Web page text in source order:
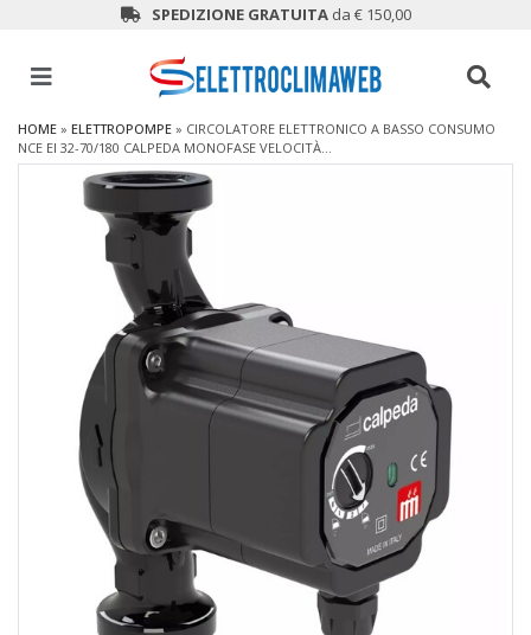
SPEDIZIONE GRATUITAda € 150,00
HOME » ELETTROPOMPE » CIRCOLATORE ELETTRONICO A BASSO CONSUMO
NCE EI 32-70/180 CALPEDA MONOFASE VELOCITÀ...